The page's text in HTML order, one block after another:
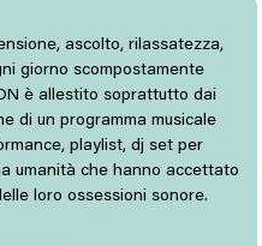
ascolto, rilassatezza,
giorno scompostamente
è allestito soprattutto dai
di un programma musicale
playlist, dj set per
umanità che hanno accettato
loro ossessioni sonore.